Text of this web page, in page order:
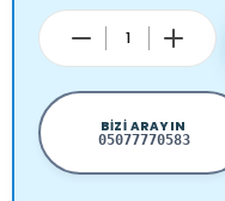
BIZI ARAYIN
05077770583